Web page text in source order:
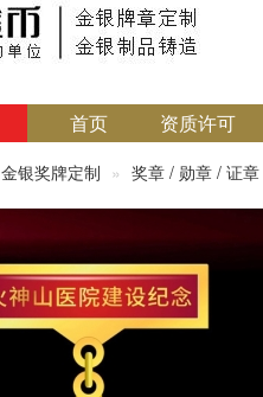
首页 资质许可
金银奖牌定制 奖章 / 勋章 / 证章